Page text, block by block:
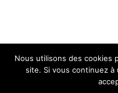
Nous utilisons des cookies
site. Si vous continuez